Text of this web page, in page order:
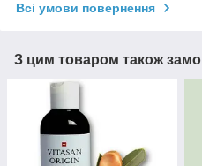
Всі умови повернення
З цим товаром також